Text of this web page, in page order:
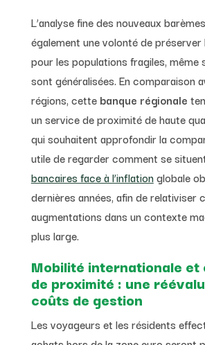
L’analyse fine des nouveaux
également une volonté de préserver
pour les populations fragiles, même
sont généralisées. En comparaison
régions, cette banque régionale
un service de proximité de haute
qui souhaitent approfondir la
utile de regarder comment se
bancaires face à l’inflationglobale
dernières années, afin de relativiser
augmentations dans un contexte
plus large.
Mobilité internationale et
de proximité : une
coûts de gestion
Les voyageurs et les résidents